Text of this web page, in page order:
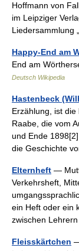
Hoffmann von
im Leipziger
Happy-End am
End am
Deutsch Wikipedia
Hastenbeck
Erzählung, ist
Raabe, die vom
und Ende
die Geschichte
Elternheft —
Verkehrsheft,
ein Heft oder ein
zwischen
Fleisskärtchen